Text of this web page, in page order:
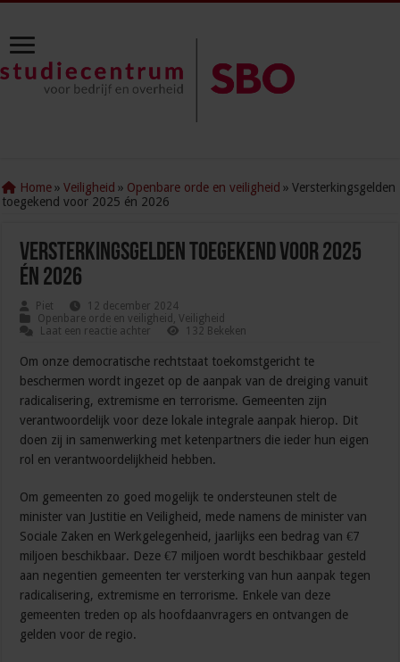
Home » Veiligheid » Openbare orde en veiligheid » Versterkingsgelden
toegekend voor 2025 én 2026
Versterkingsgelden toegekend voor 2025
én 2026
Piet
12 december 2024
Openbare orde en veiligheid ,Veiligheid
Laat een reactie achter
132 Bekeken
Om onze democratische rechtstaat toekomstgericht te
beschermen wordt ingezet op de aanpak van de dreiging vanuit
radicalisering, extremisme en terrorisme. Gemeenten zijn
verantwoordelijk voor deze lokale integrale aanpak hierop. Dit
doen zij in samenwerking met ketenpartners die ieder hun eigen
rol en verantwoordelijkheid hebben.
Om gemeenten zo goed mogelijk te ondersteunen stelt de
minister van Justitie en Veiligheid, mede namens de minister van
Sociale Zaken en Werkgelegenheid, jaarlijks een bedrag van €7
miljoen beschikbaar. Deze €7 miljoen wordt beschikbaar gesteld
aan negentien gemeenten ter versterking van hun aanpak tegen
radicalisering, extremisme en terrorisme. Enkele van deze
gemeenten treden op als hoofdaanvragers en ontvangen de
gelden voor de regio.